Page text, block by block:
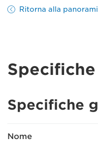
Ritorna alla
Specifiche
Nome